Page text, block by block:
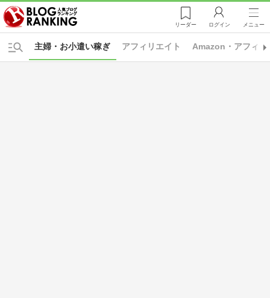
リーダー ログイン メニュー
アフィリエイト Amazon・アフィリ
主婦・お小遣い稼ぎ